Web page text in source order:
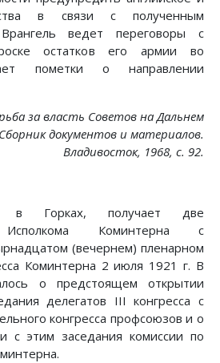
в связи с полученным
ведет переговоры с
остатков его армии во
пометки о направлении
за власть Советов на Дальнем
документов и материалов.
Владивосток, 1968, с. 92.
в Горках, получает две
Исполкома Коминтерна с
(вечернем) пленарном
Коминтерна 2 июля 1921 г. В
о предстоящем открытии
делегатов III конгресса с
конгресса профсоюзов и о
с этим заседания комиссии по